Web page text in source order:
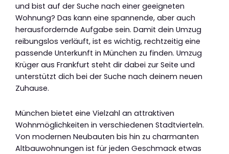
und bist auf der Suche nach einer geeigneten
Wohnung? Das kann eine spannende, aber auch
herausfordernde Aufgabe sein. Damit dein Umzug
reibungslos verläuft, ist es wichtig, rechtzeitig eine
passende Unterkunft in München zu finden. Umzug
Krüger aus Frankfurt steht dir dabei zur Seite und
unterstützt dich bei der Suche nach deinem neuen
Zuhause.
München bietet eine Vielzahl an attraktiven
Wohnmöglichkeiten in verschiedenen Stadtvierteln.
Von modernen Neubauten bis hin zu charmanten
Altbauwohnungen ist für jeden Geschmack etwas